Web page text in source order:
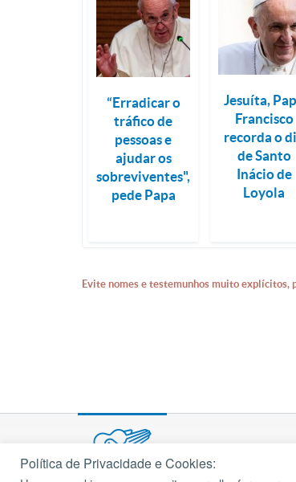
“Erradicar o
tráfico de
pessoas e
ajudar os
sobreviventes",
pede Papa
Jesuíta,
Francisco
recorda o
de Santo
Inácio de
Loyola
Evite nomes e testemunhos muito explícitos,
Política de Privacidade e Cookies: